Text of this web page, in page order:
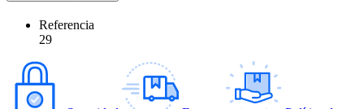
Referencia
29